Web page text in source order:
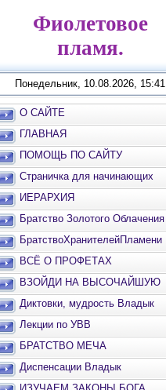
Фиолетовое
пламя.
Понедельник, 10.08.2026, 15:41
О САЙТЕ
ГЛАВНАЯ
ПОМОЩЬ ПО САЙТУ
Страничка для начинающих
ИЕРАРХИЯ
Братство Золотого Облачения
БратствоХранителейПламени
ВСЁ О ПРОФЕТАХ
ВЗОЙДИ НА ВЫСОЧАЙШУЮ
ВЕРШИНУ
Диктовки, мудрость Владык
Лекции по УВВ
БРАТСТВО МЕЧА
Диспенсации Владык